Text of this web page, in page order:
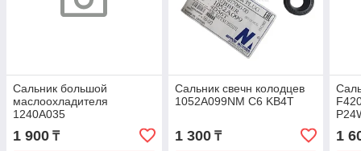
Сальник большой
маслоохладителя
1240A035
1 900 ₸
Сальник свечн колодцев
1052A099NM C6 KB4T
1 300₸ 1